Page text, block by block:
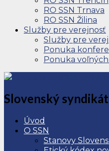
RO SSN Trnava
RO SSN Žilina
Služby pre verejnosť
Služby pre
Ponuka
Ponuka
Slovenský
Úvod
O SSN
Stanovy